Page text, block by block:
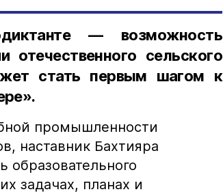
— возможность
отечественного сельского
стать первым шагом к
промышленности
наставник Бахтияра
образовательного
задачах, планах и